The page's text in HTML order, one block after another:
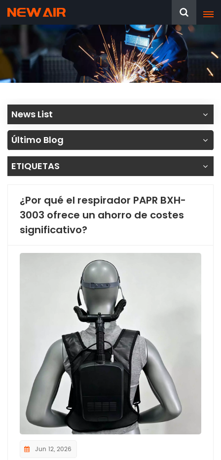
News List
Último Blog
ETIQUETAS
¿Por qué el respirador PAPR BXH-
3003 ofrece un ahorro de costes
significativo?
Jun 12, 2026